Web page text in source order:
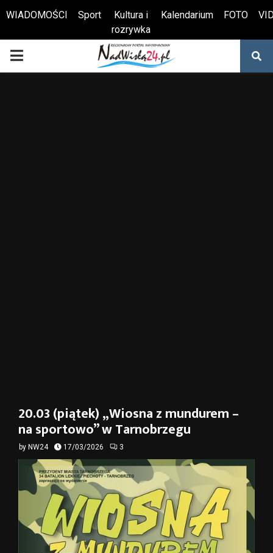
Otwórz pasek narzędzi
WIADOMOŚCI Sport
Kultura i
rozrywka
Kalendarium FOTO
PRIMARY
20.03 (piątek) „Wiosna z mundurem –
na sportowo” w Tarnobrzegu
by NW24 17/03/2026 3